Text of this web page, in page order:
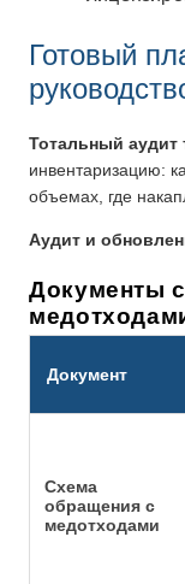
Готовый
Тотальный аудит
инвентаризацию:
объемах, где
Аудит и
Документы
Документ
Схема
обращения с
медотходами